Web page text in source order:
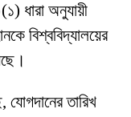
ধারা অনুযায়ী
বিশ্ববিদ্যালয়ের
তারিখ